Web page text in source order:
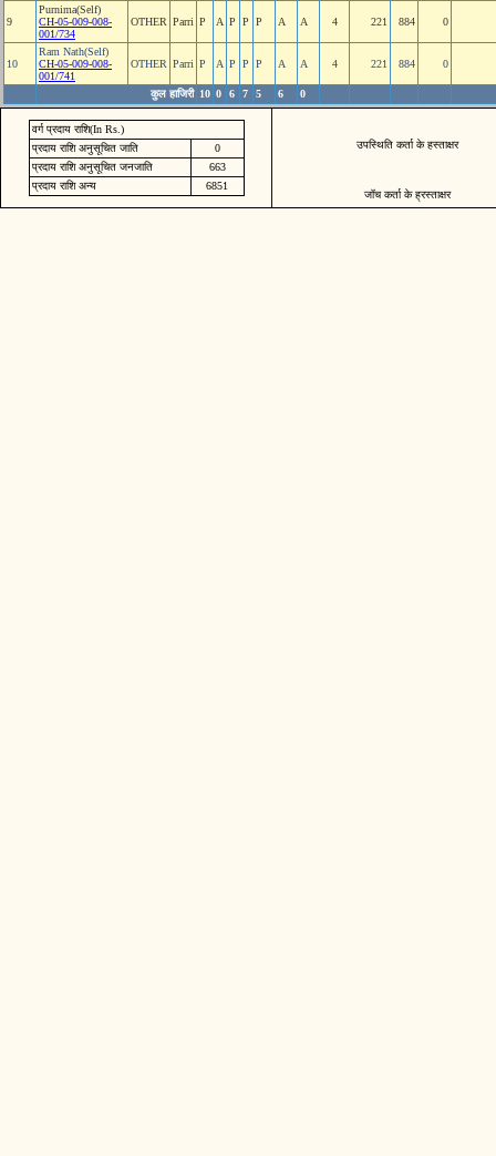
9
Purnima(Self)
CH-05-009-008-
001/734
OTHER Parri P A P P P A A 4 221 884 0
10
Ram Nath(Self)
CH-05-009-008-
001/741
OTHER Parri P A P P P A A 4 221 884 0
कुल हाजिरी 10 0 6 7 5 6 0
वर्ग प्रदाय राशि(In Rs.)
प्रदाय राशि अनुसूचित जाति
0
प्रदाय राशि अनुसूचित जनजाति
663
प्रदाय राशि अन्य
6851
उपस्थिति कर्ता के हस्ताक्षर
जॉच कर्ता के ह्रस्ताक्षर